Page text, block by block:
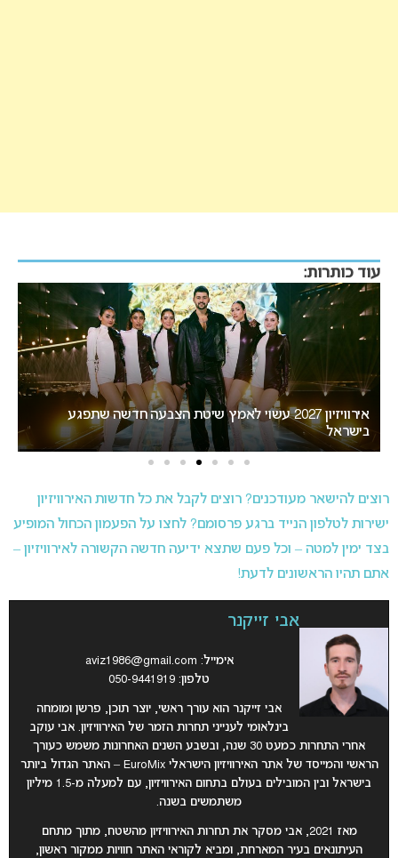
עוד כותרות:
“אני צריכה לשתף אתכם במשהו חשוב”: הכרזתה של זוכת
האירוויזיון מסעירה את הרשת
רוצים להישאר מעודכנים? רוצים לקבל את כל חדשות האירוויזיון
ישירות לטלפון הנייד ברגע פרסומם? לחצו על הפעמון הכחול המופיע
בצד ימין למטה – וכל פעם שתצא ידיעה חדשה הקשורה לאירוויזיון –
אתם תהיו הראשונים לדעת!
אבי זייקנר
אימייל: aviz1986@gmail.com
טלפון: 050-9441919
אבי זייקנר הוא עורך ראשי, יוצר תוכן, פרשן ומומחה
בינלאומי לענייני תחרות הזמר של האירוויזיון. אבי עוקב
אחרי התחרות כמעט 30 שנה, ובשבע השנים האחרונות משמש כעורך
הראשי והמייסד של אתר האירוויזיון הישראלי EuroMix – האתר הגדול ביותר
בישראל ובין המובילים בעולם בתחום האירוויזיון, עם למעלה מ-1.5 מיליון
משתמשים בשנה.
מאז 2021, אבי מסקר את תחרות האירוויזיון מהשטח, מתוך מתחם
העיתונאים בעיר המארחת, ומביא לקוראי האתר חוויות ממקור ראשון,